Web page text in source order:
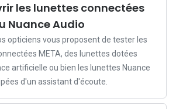
r
n
e
n
les lunettes connectées
Nuance Audio
opticiens vous proposent de tester les
META, des lunettes dotées
artificielle ou bien les lunettes Nuance
d'un assistant d'écoute.